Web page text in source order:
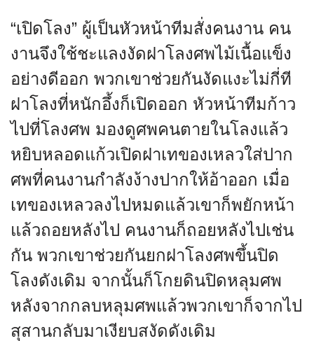
“เปิดโลง” ผู้เป็นหัวหน้าทีมสั่งคนงาน คน
งานจึงใช้ชะแลงงัดฝาโลงศพไม้เนื้อแข็ง
อย่างดีออก พวกเขาช่วยกันงัดแงะไม่กี่ที
ฝาโลงที่หนักอึ้งก็เปิดออก หัวหน้าทีมก้าว
ไปที่โลงศพ มองดูศพคนตายในโลงแล้ว
หยิบหลอดแก้วเปิดฝาเทของเหลวใส่ปาก
ศพที่คนงานกำลังง้างปากให้อ้าออก เมื่อ
เทของเหลวลงไปหมดแล้วเขาก็พยักหน้า
แล้วถอยหลังไป คนงานก็ถอยหลังไปเช่น
กัน พวกเขาช่วยกันยกฝาโลงศพขึ้นปิด
โลงดังเดิม จากนั้นก็โกยดินปิดหลุมศพ
หลังจากกลบหลุมศพแล้วพวกเขาก็จากไป
สุสานกลับมาเงียบสงัดดังเดิม